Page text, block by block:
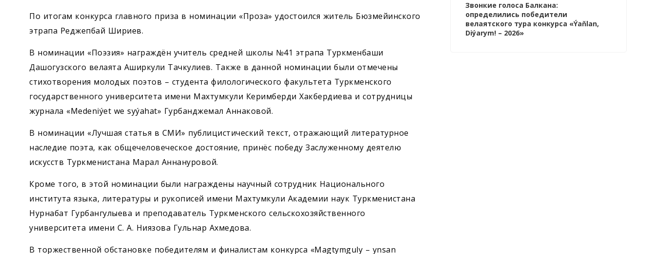
По итогам конкурса главного приза в номинации «Проза» удостоился житель Бюзмейинского
этрапа Реджепбай Шириев.
В номинации «Поэзия» награждён учитель средней школы №41 этрапа Туркменбаши
Дашогузского велаята Аширкули Тачкулиев. Также в данной номинации были отмечены
стихотворения молодых поэтов – студента филологического факультета Туркменского
государственного университета имени Махтумкули Керимберди Хакбердиева и сотрудницы
журнала «Medeniýet we syýahat» Гурбанджемал Аннаковой.
В номинации «Лучшая статья в СМИ» публицистический текст, отражающий литературное
наследие поэта, как общечеловеческое достояние, принёс победу Заслуженному деятелю
искусств Туркменистана Марал Аннануровой.
Кроме того, в этой номинации были награждены научный сотрудник Национального
института языка, литературы и рукописей имени Махтумкули Академии наук Туркменистана
Нурнабат Гурбангулыева и преподаватель Туркменского сельскохозяйственного
университета имени С. А. Ниязова Гульнар Ахмедова.
В торжественной обстановке победителям и финалистам конкурса «Magtymguly – ynsan
Звонкие голоса Балкана:
определились победители
велаятского тура конкурса «Ýaňlan,
Diýarym! – 2026»